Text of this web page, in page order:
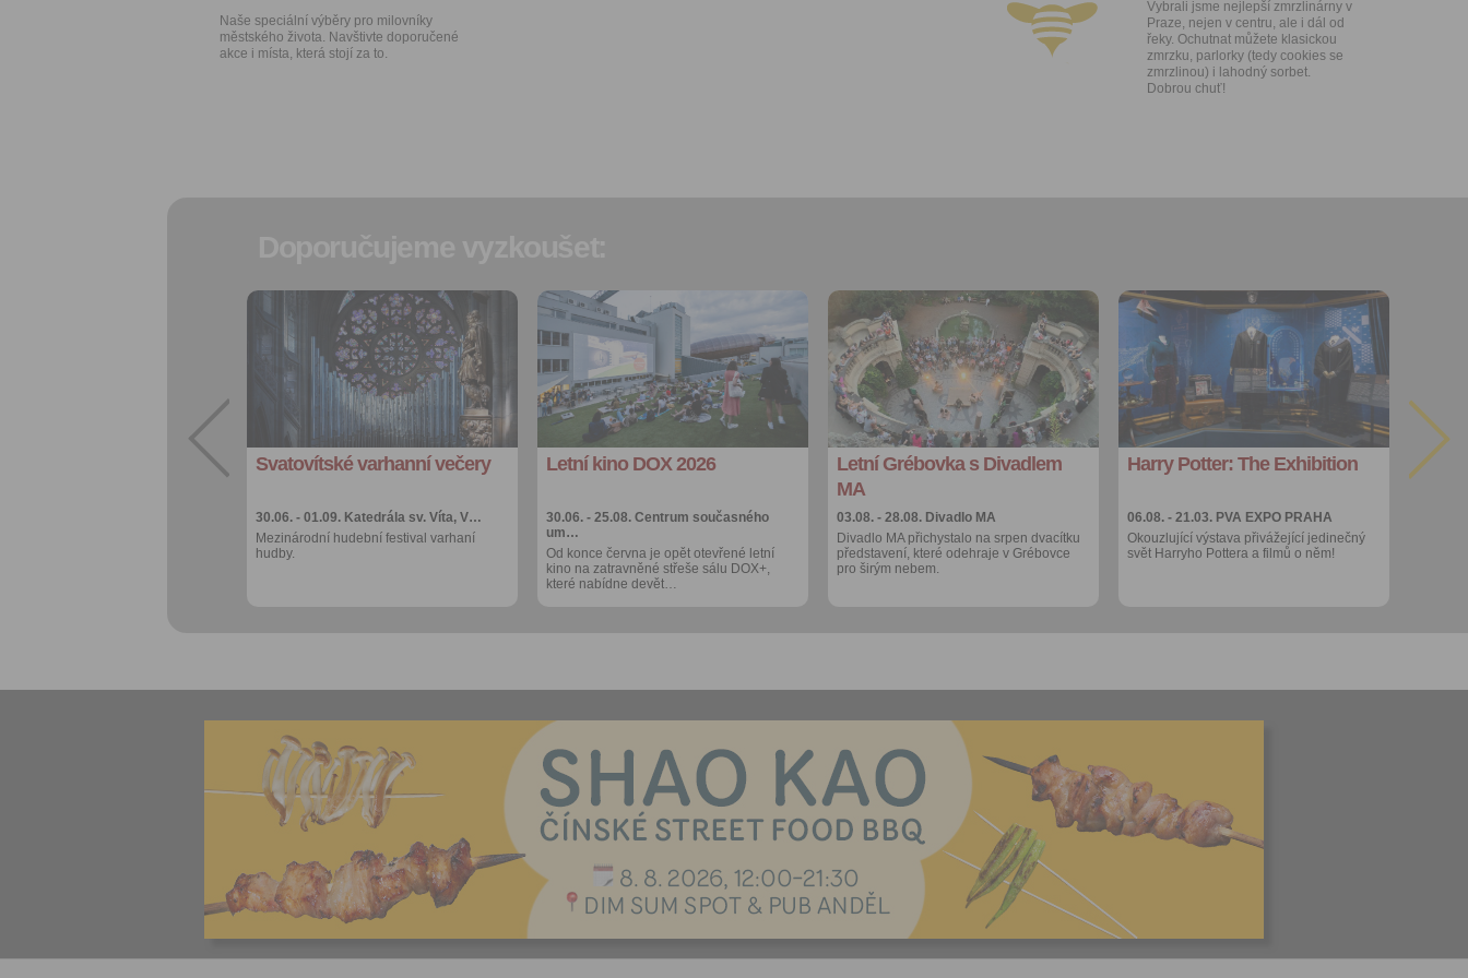
Naše speciální výběry pro milovníky
městského života. Navštivte doporučené
akce i místa, která stojí za to.
Vybrali jsme nejlepší zmrzlinárny v
Praze, nejen v centru, ale i dál od
řeky. Ochutnat můžete klasickou
zmrzku, parlorky (tedy cookies se
zmrzlinou) i lahodný sorbet.
Dobrou chuť!
Svatovítské varhanní večery
30.06. - 01.09. Katedrála sv. Víta, V…
Mezinárodní hudební festival varhaní
hudby.
Přidat do
oblíbených
Sdílet:
Facebook
export do
kalendáře
Více výhod pro
Letní kino DOX 2026
30.06. - 25.08. Centrum současného
um…
Od konce června je opět otevřené letní
kino na zatravněné střeše sálu DOX+,
které nabídne devět…
Přidat do
oblíbených
Facebook
export do
kalendáře
Více výhod pro
Letní Grébovka s Divadlem
MA
03.08. - 28.08. Divadlo MA
Divadlo MA přichystalo na srpen dvacítku
představení, které odehraje v Grébovce
pro širým nebem.
Přidat do
oblíbených
Sdílet:
Facebook
export do
kalendáře
Více výhod pro
Harry Potter: The Exhibition
06.08. - 21.03. PVA EXPO PRAHA
Okouzlující výstava přivážející jedinečný
svět Harryho Pottera a filmů o něm!
Přidat do
oblíbených
Sdílet:
Facebook
export do
kalendáře
Více výhod pro
Souhlas je udělen po dobu pěti let, nebo